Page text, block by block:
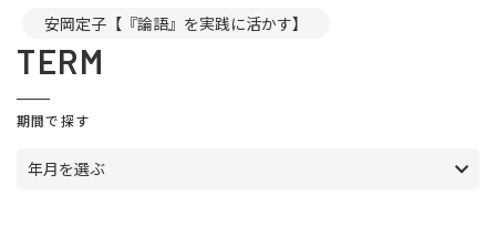
安岡定子【『論語』を実践に活かす】
TERM
期間で探す
年月を選ぶ